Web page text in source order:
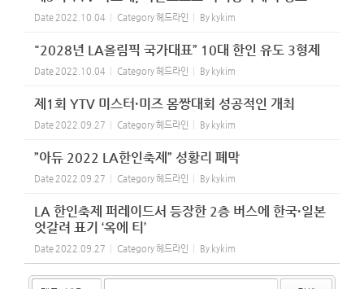
Date 2022.10.04 Category헤드라인 By kykim
"2028년 LA올림픽 국가대표” 10대 한인 유도 3형제
Date 2022.10.04 Category헤드라인 By kykim
제1회 YTV 미스터·미즈 몸짱대회 성공적인 개최
Date 2022.09.27 Category헤드라인 By kykim
”아듀 2022 LA한인축제” 성황리 폐막
Date 2022.09.27 Category헤드라인 By kykim
LA 한인축제 퍼레이드서 등장한 2층 버스에 한국·일본
엇갈려 표기 ‘옥에 티’
Date 2022.09.27 Category헤드라인 By kykim